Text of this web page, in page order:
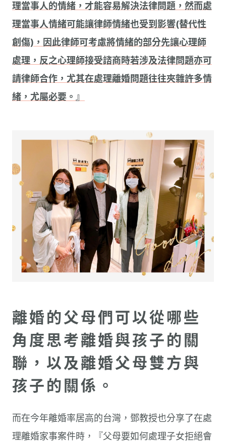
理當事人的情緒，才能容易解決法律問題，然而處
理當事人情緒可能讓律師情緒也受到影響(替代性
創傷)，因此律師可考慮將情緒的部分先讓心理師
處理，反之心理師接受諮商時若涉及法律問題亦可
請律師合作，尤其在處理離婚問題往往夾雜許多情
緒，尤屬必要。』
離婚的父母們可以從哪些
角度思考離婚與孩子的關
聯，以及離婚父母雙方與
孩子的關係。
而在今年離婚率居高的台灣，鄧教授也分享了在處
理離婚家事案件時，『父母要如何處理子女拒絕會